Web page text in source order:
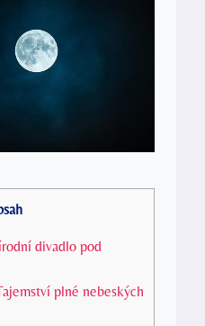
divadlo pod
plné nebeských